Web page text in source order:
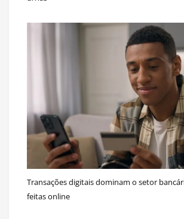
Transações digitais dominam o setor
feitas online